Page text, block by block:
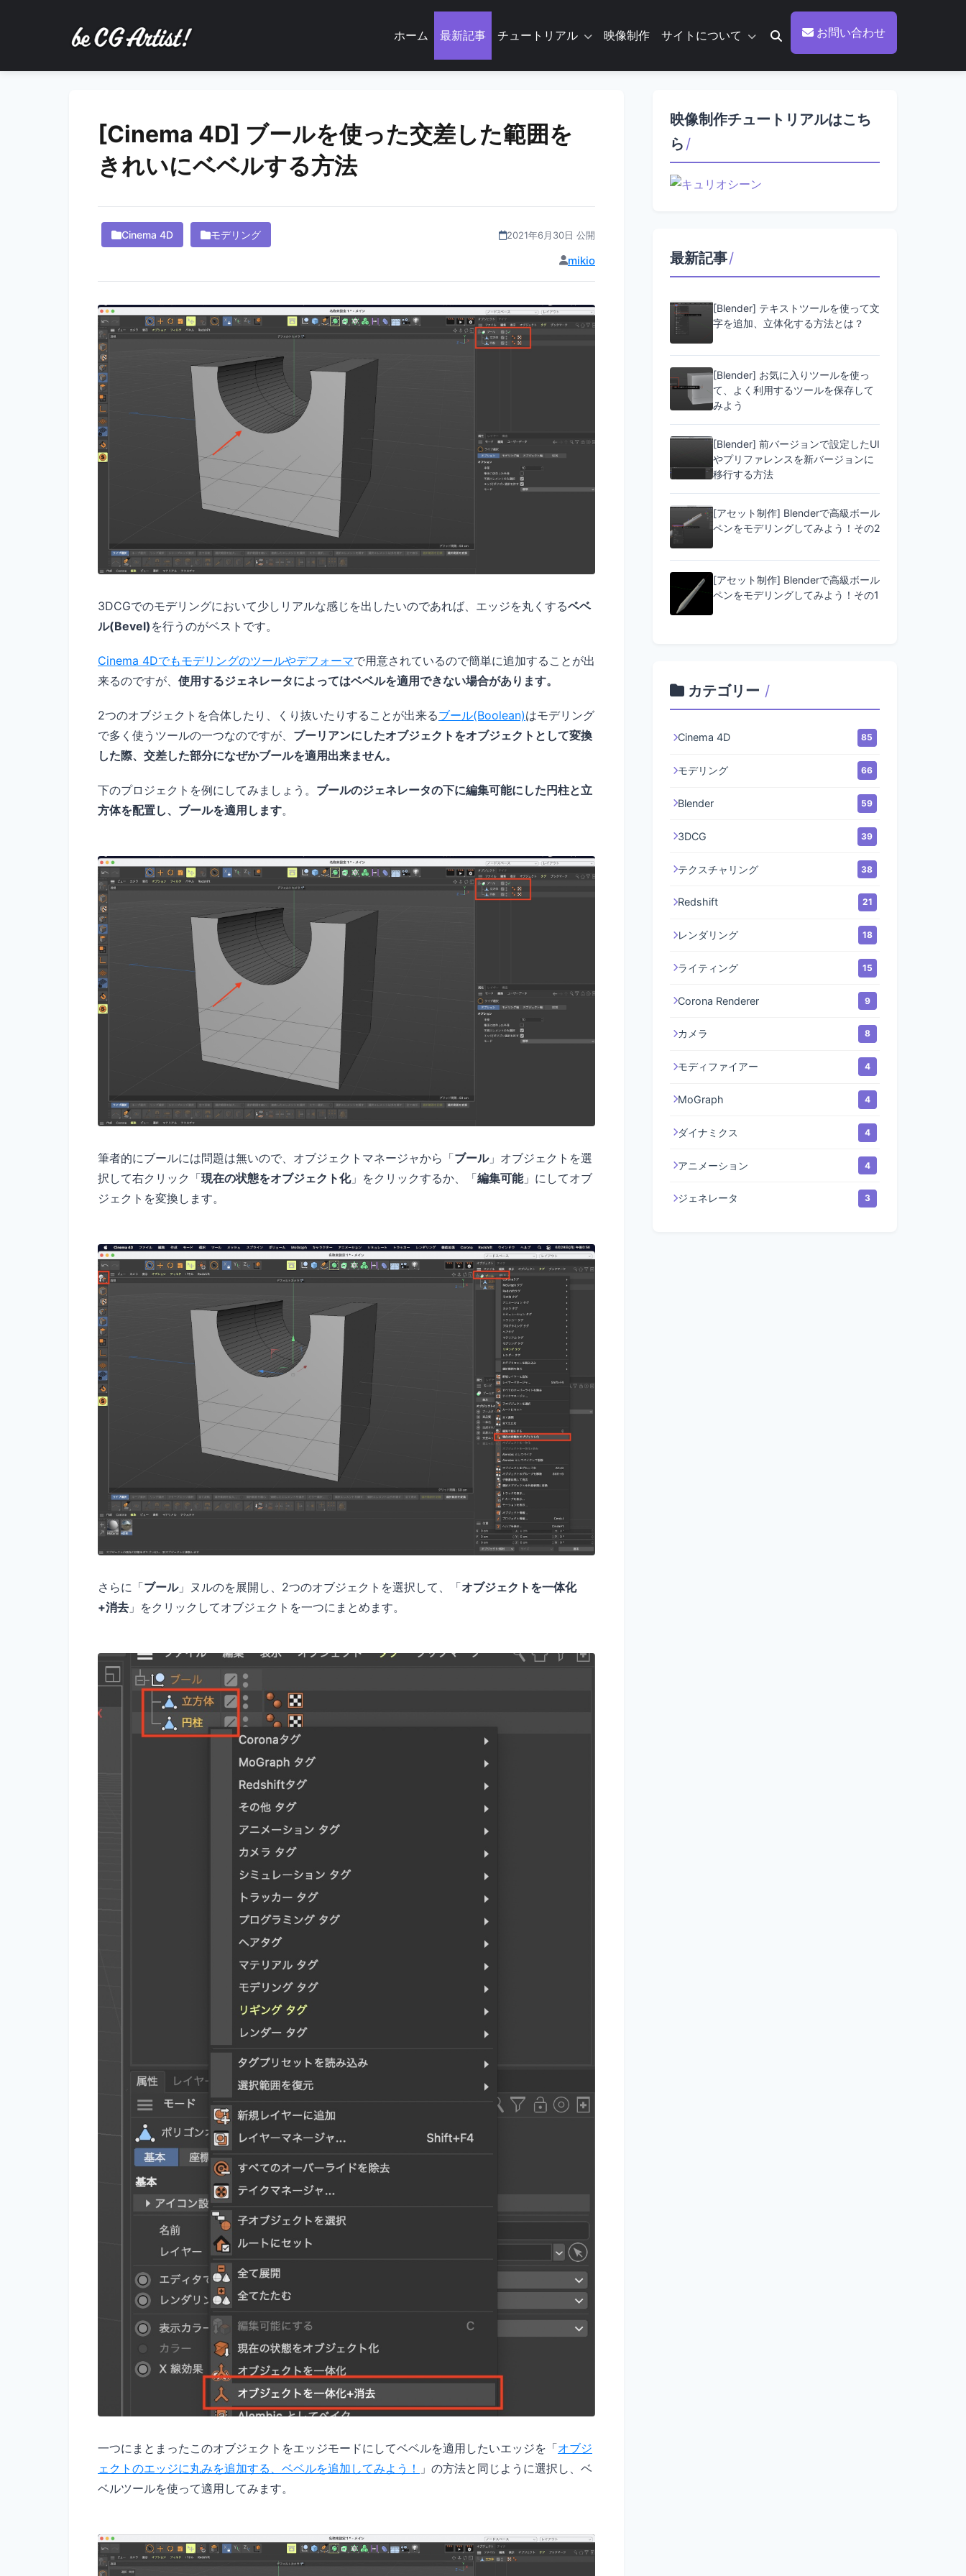
ホーム 最新記事 チュートリアル 映像制作 サイトについて お問い合わせ
[Cinema 4D] ブールを使った交差した範囲を
きれいにベベルする方法
Cinema 4D モデリング 2021年6月30日 公開
mikio
3DCGでのモデリングにおいて少しリアルな感じを出したいのであれば、エッジを丸くするベベ
ル(Bevel) を行うのがベストです。
Cinema 4Dでもモデリングのツールやデフォーマで用意されているので簡単に追加することが出
来るのですが、 使用するジェネレータによってはベベルを適用できない場合があります。
2つのオブジェクトを合体したり、くり抜いたりすることが出来るブール(Boolean)はモデリング
で多く使うツールの一つなのですが、 ブーリアンにしたオブジェクトをオブジェクトとして変換
した際、交差した部分になぜかブールを適用出来ません。
下のプロジェクトを例にしてみましょう。 ブールのジェネレータの下に編集可能にした円柱と立
方体を配置し、ブールを適用します。
筆者的にブールには問題は無いので、オブジェクトマネージャから「ブール」オブジェクトを選
択して右クリック「現在の状態をオブジェクト化」をクリックするか、「編集可能」にしてオブ
ジェクトを変換します。
さらに「ブール」ヌルのを展開し、2つのオブジェクトを選択して、「オブジェクトを一体化
+消去 」をクリックしてオブジェクトを一つにまとめます。
一つにまとまったこのオブジェクトをエッジモードにしてベベルを適用したいエッジを「オブジ
ェクトのエッジに丸みを追加する、ベベルを追加してみよう！
」の方法と同じように選択し、ベ
ベルツールを使って適用してみます。
映像制作チュートリアルはこち
ら /
最新記事/
[Blender] テキストツールを使って文
字を追加、立体化する方法とは？
[Blender] お気に入りツールを使っ
て、よく利用するツールを保存して
みよう
[Blender] 前バージョンで設定したUI
やプリファレンスを新バージョンに
移行する方法
[アセット制作] Blenderで高級ボール
ペンをモデリングしてみよう！その2
[アセット制作] Blenderで高級ボール
ペンをモデリングしてみよう！その1
カテゴリー /
Cinema 4D 85
モデリング 66
Blender 59
3DCG 39
テクスチャリング 38
Redshift 21
レンダリング 18
ライティング 15
Corona Renderer 9
カメラ 8
モディファイアー 4
MoGraph 4
ダイナミクス 4
アニメーション 4
ジェネレータ 3